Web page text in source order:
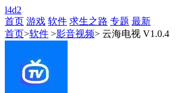
l4d2
首页 游戏 软件 求生之路 专题 最新
首页>软件 >影音视频> 云海电视 V1.0.4